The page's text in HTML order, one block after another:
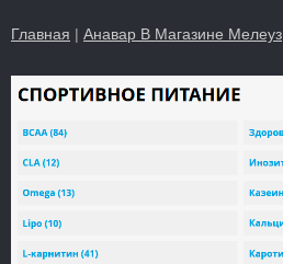
Главная | Анавар В Магазине Мелеуз